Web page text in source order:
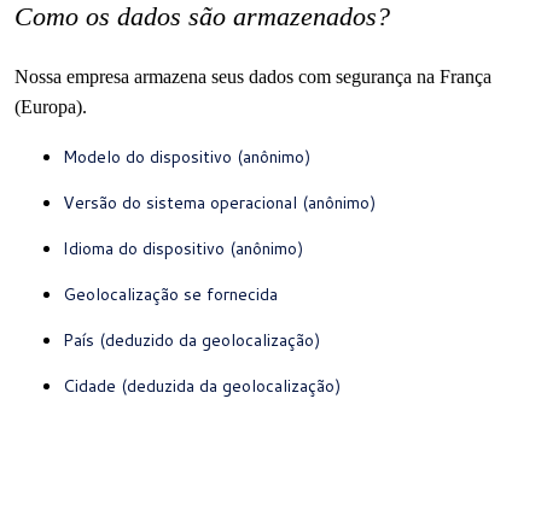
Como os dados são armazenados?
Nossa empresa armazena seus dados com segurança na França
(Europa).
Modelo do dispositivo (anônimo)
Versão do sistema operacional (anônimo)
Idioma do dispositivo (anônimo)
Geolocalização se fornecida
País (deduzido da geolocalização)
Cidade (deduzida da geolocalização)